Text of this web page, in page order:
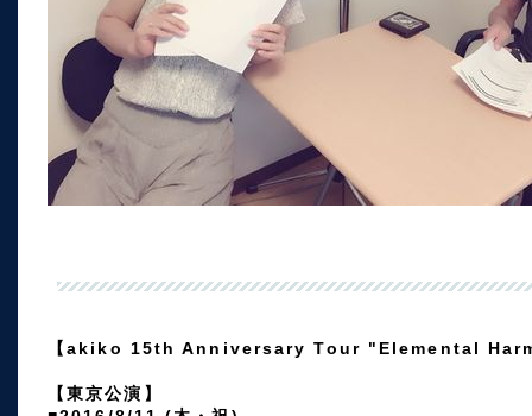
【akiko 15th Anniversary Tour "Elemental
【東京公演】